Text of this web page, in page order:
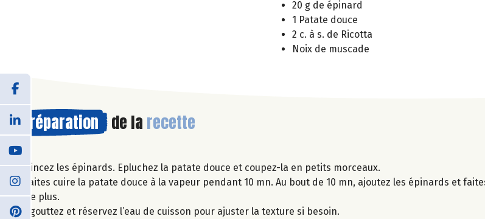
20 g de épinard
1 Patate douce
2 c. à s. de Ricotta
Noix de muscade
Préparation de la recette
Rincez les épinards. Epluchez la patate douce et coupez-la en petits morceaux.
Faites cuire la patate douce à la vapeur pendant 10 mn. Au bout de 10 mn, ajoutez les épinards et
de plus.
Egouttez et réservez l’eau de cuisson pour ajuster la texture si besoin.